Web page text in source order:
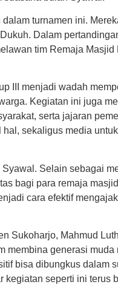
turnamen ini.
Dalam
tim Remaja Masjid
III menjadi wadah
Kegiatan ini juga
serta jajaran
sekaligus media
Selain sebagai
bagi para remaja
cara efektif
Sukoharjo, Mahmud
membina generasi muda
bisa dibungkus dalam
seperti ini terus